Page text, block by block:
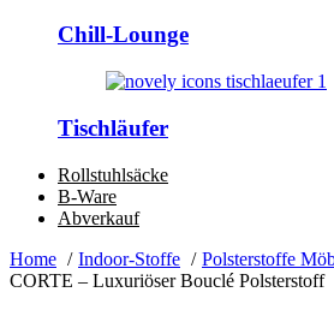
Chill-Lounge
Tischläufer
Rollstuhlsäcke
B-Ware
Abverkauf
Home
Indoor-Stoffe
Polsterstoffe
CORTE – Luxuriöser Bouclé Polsterstoff